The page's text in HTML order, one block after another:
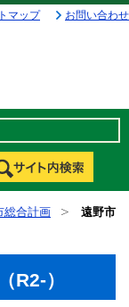
マップ お問い合わせ
総合計画
遠野市
R2-）